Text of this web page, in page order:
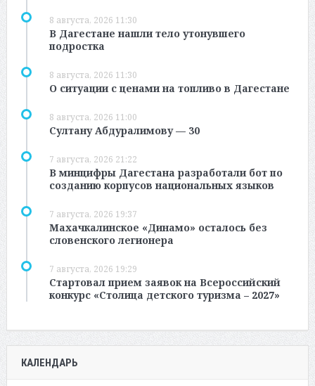
8 августа, 2026 11:30
В Дагестане нашли тело утонувшего
подростка
8 августа, 2026 11:30
О ситуации с ценами на топливо в Дагестане
8 августа, 2026 11:00
Султану Абдуралимову — 30
7 августа, 2026 21:22
В минцифры Дагестана разработали бот по
созданию корпусов национальных языков
7 августа, 2026 19:37
Махачкалинское «Динамо» осталось без
словенского легионера
7 августа, 2026 19:29
Стартовал прием заявок на Всероссийский
конкурс «Столица детского туризма – 2027»
КАЛЕНДАРЬ